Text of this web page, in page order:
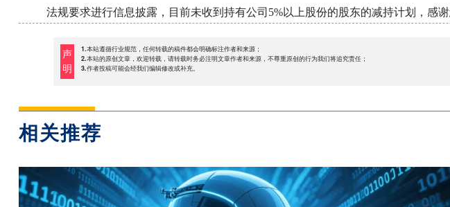
法规要求进行信息披露，目前未收到持有公司5%以上股份的股东的减持计划，感谢
声
明
1.本站遵循行业规范，任何转载的稿件都会明确标注作者和来源；
2.本站的原创文章，欢迎转载，请转载时务必注明文章作者和来源，不尊重原创的行为我们将追究责任；
3.作者投稿可能会经我们编辑修改或补充。
相关推荐